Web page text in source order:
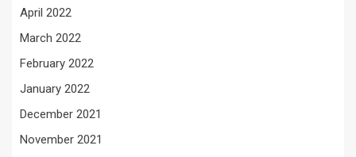
April 2022
March 2022
February 2022
January 2022
December 2021
November 2021